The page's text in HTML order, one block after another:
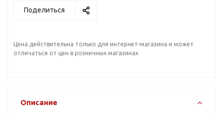
Поделиться
Цена действительна только для интернет-магазина и может
отличаться от цен в розничных магазинах
Описание